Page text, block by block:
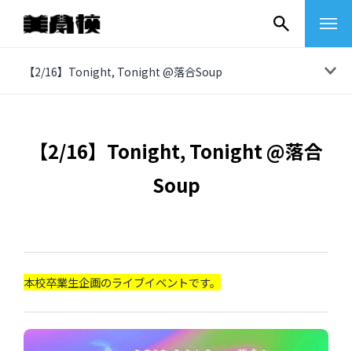
【2/16】Tonight, Tonight @落合Soup
その他
イベントレポート
【2/16】Tonight, Tonight @落合
Soup
本校卒業生企画のライブイベントです。